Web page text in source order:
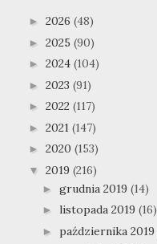
► 2026 (48)
► 2025 (90)
► 2024 (104)
► 2023 (91)
► 2022 (117)
► 2021 (147)
► 2020 (153)
▼ 2019 (216)
► grudnia 2019 (14)
► listopada 2019 (16)
► października 2019